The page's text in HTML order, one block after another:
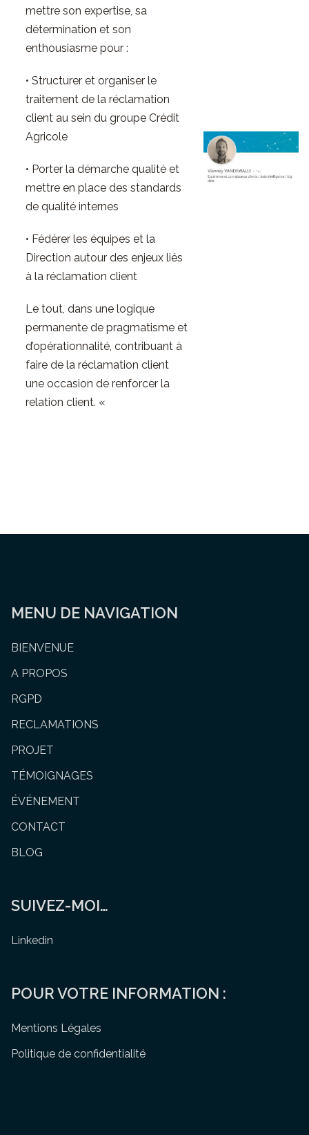
mettre son expertise, sa
détermination et son
enthousiasme pour :
• Structurer et organiser le
traitement de la réclamation
client au sein du groupe Crédit
Agricole
• Porter la démarche qualité et
mettre en place des standards
de qualité internes
• Fédérer les équipes et la
Direction autour des enjeux liés
à la réclamation client
Le tout, dans une logique
permanente de pragmatisme et
d’opérationnalité, contribuant à
faire de la réclamation client
une occasion de renforcer la
relation client. «
MENU DE NAVIGATION
BIENVENUE
A PROPOS
RGPD
RECLAMATIONS
PROJET
TÉMOIGNAGES
ÉVÉNEMENT
CONTACT
BLOG
SUIVEZ-MOI…
Linkedin
POUR VOTRE INFORMATION :
Mentions Légales
Politique de confidentialité